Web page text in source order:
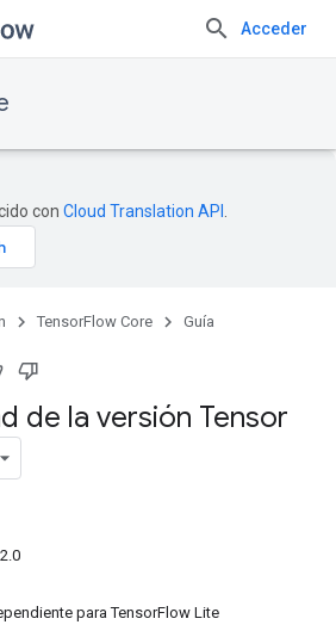
Acceder
con Cloud Translation API
TensorFlow Core Guía
de la versión Tensor
para TensorFlow Lite